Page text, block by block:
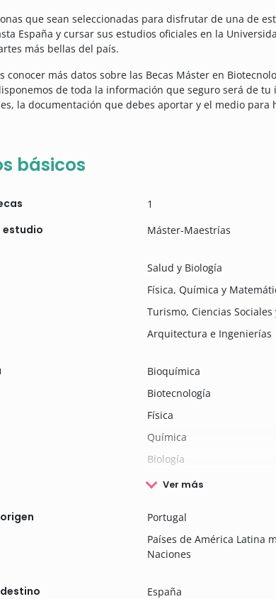
que sean seleccionadas para disfrutar de una de
España y cursar sus estudios oficiales en la
más bellas del país.
conocer más datos sobre las Becas Máster en
de toda la información que seguro será de
la documentación que debes aportar y el medio para
básicos
1
estudio Máster-Maestrías
Salud y Biología
Física, Química y
Turismo, Ciencias Sociales
Arquitectura e Ingenierías
Bioquímica
Biotecnología
Física
Química
Biología
Ver más
Portugal
Países de América Latina
Naciones
España